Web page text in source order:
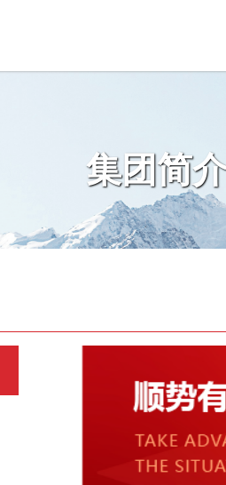
集团简